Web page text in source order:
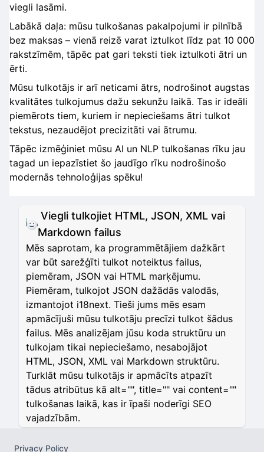
viegli lasāmi.
Labākā daļa: mūsu tulkošanas pakalpojumi ir pilnībā
bez maksas – vienā reizē varat iztulkot līdz pat 10 000
rakstzīmēm, tāpēc pat gari teksti tiek iztulkoti ātri un
ērti.
Mūsu tulkotājs ir arī neticami ātrs, nodrošinot augstas
kvalitātes tulkojumus dažu sekunžu laikā. Tas ir ideāli
piemērots tiem, kuriem ir nepieciešams ātri tulkot
tekstus, nezaudējot precizitāti vai ātrumu.
Tāpēc izmēģiniet mūsu AI un NLP tulkošanas rīku jau
tagad un iepazīstiet šo jaudīgo rīku nodrošinošo
modernās tehnoloģijas spēku!
Viegli tulkojiet HTML, JSON, XML vai
Markdown failus
Mēs saprotam, ka programmētājiem dažkārt
var būt sarežģīti tulkot noteiktus failus,
piemēram, JSON vai HTML marķējumu.
Piemēram, tulkojot JSON dažādās valodās,
izmantojot i18next. Tieši jums mēs esam
apmācījuši mūsu tulkotāju precīzi tulkot šādus
failus. Mēs analizējam jūsu koda struktūru un
tulkojam tikai nepieciešamo, nesabojājot
HTML, JSON, XML vai Markdown struktūru.
Turklāt mūsu tulkotājs ir apmācīts atpazīt
tādus atribūtus kā alt="", title="" vai content=""
tulkošanas laikā, kas ir īpaši noderīgi SEO
vajadzībām.
Privacy Policy